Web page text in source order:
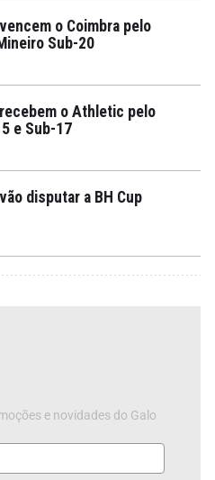
o Coimbra pelo
Sub-20
o Athletic pelo
e Sub-17
disputar a BH Cup
e novidades do Galo